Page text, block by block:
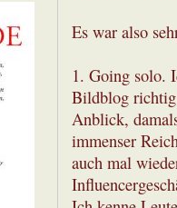
Es war also
1. Going solo.
Bildblog richtig
Anblick,
immenser
auch mal